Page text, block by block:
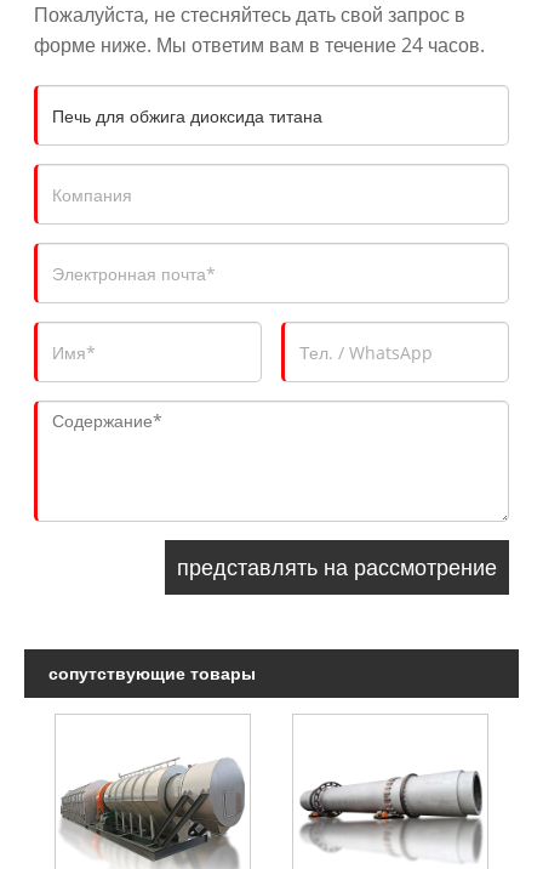
Пожалуйста, не стесняйтесь дать свой запрос в
форме ниже. Мы ответим вам в течение 24 часов.
сопутствующие товары